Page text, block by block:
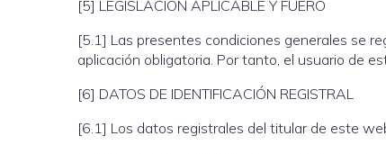
[5] LEGISLACIÓN APLICABLE Y FUERO
[5.1] Las presentes condiciones generales se
aplicación obligatoria. Por tanto, el usuario de
[6] DATOS DE IDENTIFICACIÓN REGISTRAL
[6.1] Los datos registrales del titular de este